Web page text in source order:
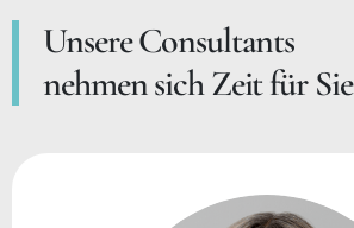
Unsere Consultants
nehmen sich Zeit für Sie